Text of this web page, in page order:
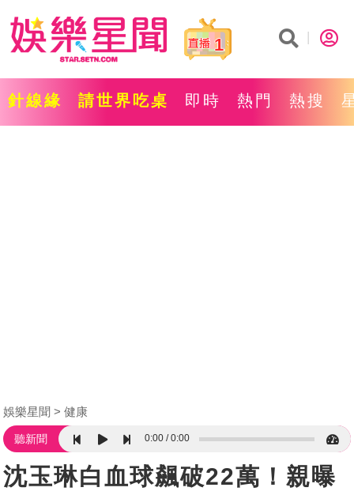
1
針線緣 請世界吃桌 即時 熱門 熱搜
娛樂星聞 健康
聽新聞 0:00 0:00
沈玉琳白血球飆破22萬！親曝